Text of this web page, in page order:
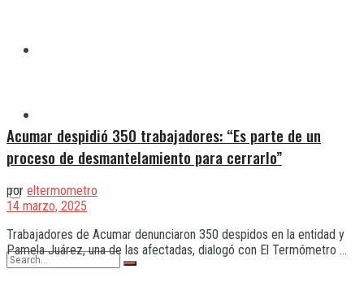
Acumar despidió 350 trabajadores: “Es parte de un
proceso de desmantelamiento para cerrarlo”
por eltermometro
14 marzo, 2025
Trabajadores de Acumar denunciaron 350 despidos en la entidad y
Pamela Juárez, una de las afectadas, dialogó con El Termómetro ...